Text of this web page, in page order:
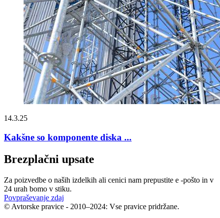
14.3.25
Kakšne so komponente diska ...
Brezplačni upsate
Za poizvedbe o naših izdelkih ali cenici nam prepustite e -pošto in v
24 urah bomo v stiku.
Povpraševanje zdaj
© Avtorske pravice - 2010–2024: Vse pravice pridržane.